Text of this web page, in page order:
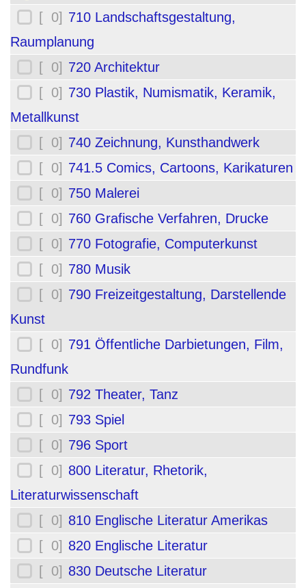
[ 0] 710 Landschaftsgestaltung,
Raumplanung
[ 0] 720 Architektur
[ 0] 730 Plastik, Numismatik, Keramik,
Metallkunst
[ 0] 740 Zeichnung, Kunsthandwerk
[ 0] 741.5 Comics, Cartoons, Karikaturen
[ 0] 750 Malerei
[ 0] 760 Grafische Verfahren, Drucke
[ 0] 770 Fotografie, Computerkunst
[ 0] 780 Musik
[ 0] 790 Freizeitgestaltung, Darstellende
Kunst
[ 0] 791 Öffentliche Darbietungen, Film,
Rundfunk
[ 0] 792 Theater, Tanz
[ 0] 793 Spiel
[ 0] 796 Sport
[ 0] 800 Literatur, Rhetorik,
Literaturwissenschaft
[ 0] 810 Englische Literatur Amerikas
[ 0] 820 Englische Literatur
[ 0] 830 Deutsche Literatur